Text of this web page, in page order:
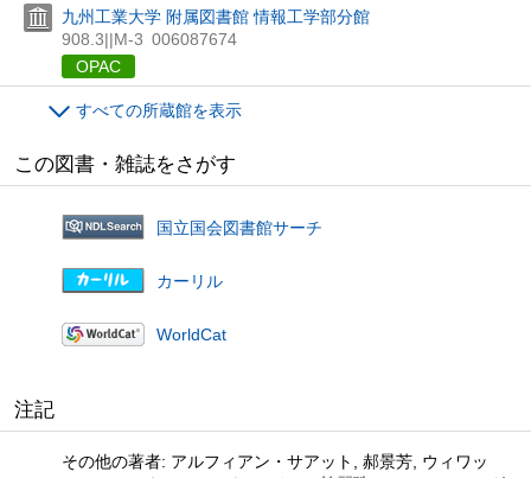
九州工業大学 附属図書館 情報工学部分館
908.3||M-3 006087674
OPAC
すべての所蔵館を表示
この図書・雑誌をさがす
国立国会図書館サーチ
カーリル
WorldCat
注記
その他の著者: アルフィアン・サアット, 郝景芳, ウィワッ